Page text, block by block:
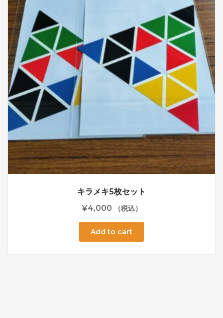
キラメキ5枚セット
¥4,000 （税込）
Add to cart